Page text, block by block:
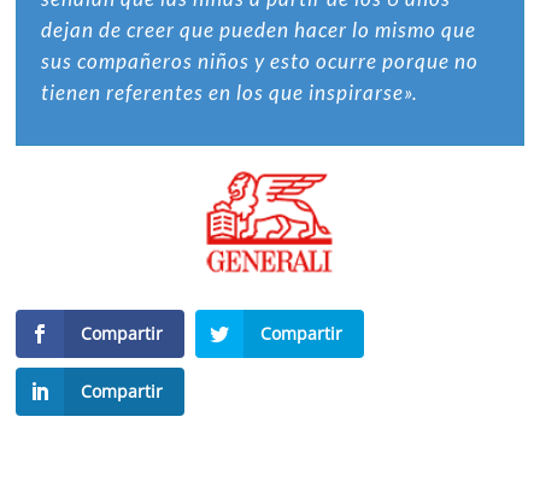
dejan de creer que pueden hacer lo mismo que
sus compañeros niños y esto ocurre porque no
tienen referentes en los que inspirarse».
Compartir Compartir
Compartir